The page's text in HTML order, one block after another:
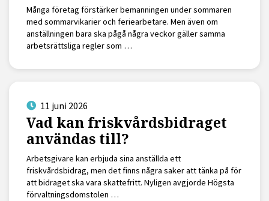
Många företag förstärker bemanningen under sommaren
med sommarvikarier och feriearbetare. Men även om
anställningen bara ska pågå några veckor gäller samma
arbetsrättsliga regler som …
11 juni 2026
Vad kan friskvårdsbidraget
användas till?
Arbetsgivare kan erbjuda sina anställda ett
friskvårdsbidrag, men det finns några saker att tänka på för
att bidraget ska vara skattefritt. Nyligen avgjorde Högsta
förvaltningsdomstolen …